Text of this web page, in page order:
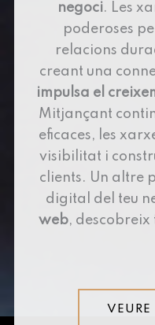
negoci. Les
poderoses
relacions
creant una
impulsa el
Mitjançant
eficaces, les
visibilitat i
clients. Un altre
digital del teu
web, descobreix
VEURE